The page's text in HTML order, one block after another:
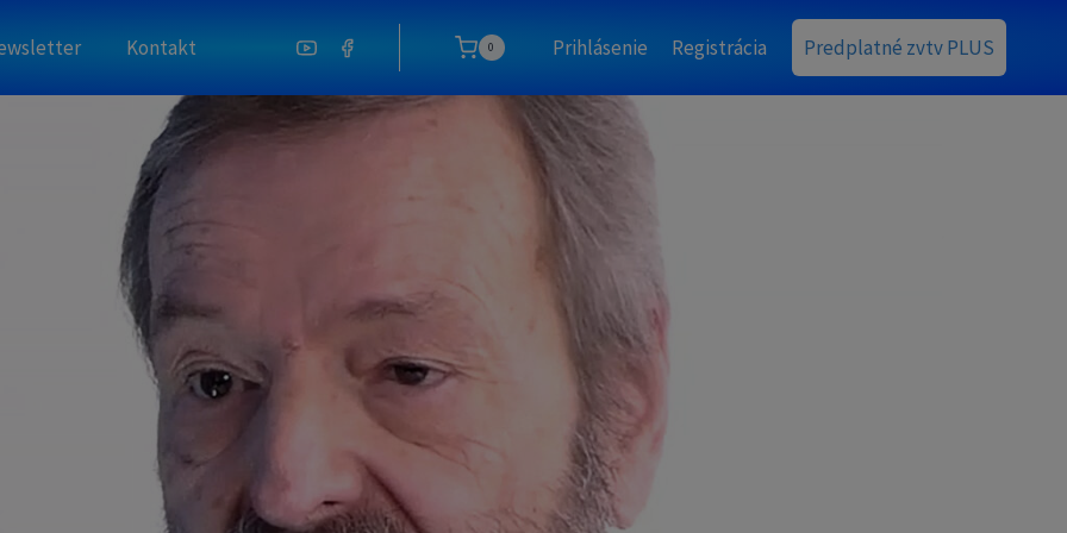
Kontakt 0 Prihlásenie Registrácia Predplatné zvtv PLUS